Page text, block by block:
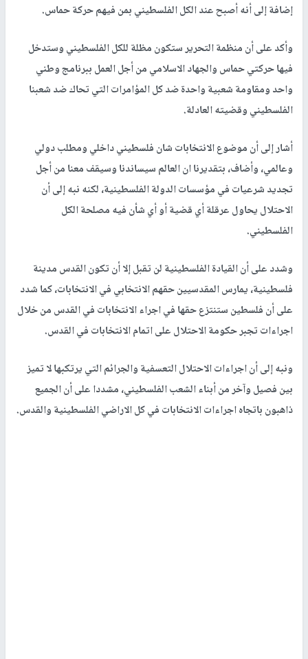
إضافة إلى أنه أصبح عند الكل الفلسطيني بمن فيهم حركة حماس.
وأكد على أن منظمة التحرير ستكون مظلة للكل الفلسطيني وستدخل
فيها حركتي حماس والجهاد الاسلامي من أجل العمل ببرنامج وطني
واحد ومقاومة شعبية واحدة ضد كل المؤامرات التي تحاك ضد شعبنا
الفلسطيني وقضيته العادلة.
أشار إلى أن موضوع الانتخابات شان فلسطيني داخلي ومطلب دولي
وعالمي، وأضاف، بتقديرنا ان العالم سيساندنا وسيقف معنا من أجل
تجديد شرعيات في مؤسسات الدولة الفلسطينية، لكنه نبه إلى أن
الاحتلال يحاول عرقلة أي قضية أو أي شأن فيه مصلحة الكل
الفلسطيني.
وشدد على أن القيادة الفلسطينية لن تقبل إلا أن تكون القدس مدينة
فلسطينية، يمارس المقدسيين حقهم الانتخابي في الانتخابات، كما شدد
على أن فلسطين ستنتزع حقها في اجراء الانتخابات في القدس من خلال
اجراءات تجبر حكومة الاحتلال على اتمام الانتخابات في القدس.
ونبه إلى أن اجراءات الاحتلال التعسفية والجرائم التي يرتكبها لا تميز
بين فصيل وآخر من أبناء الشعب الفلسطيني، مشددا على أن الجميع
ذاهبون باتجاه اجراءات الانتخابات في كل الاراضي الفلسطينية والقدس.